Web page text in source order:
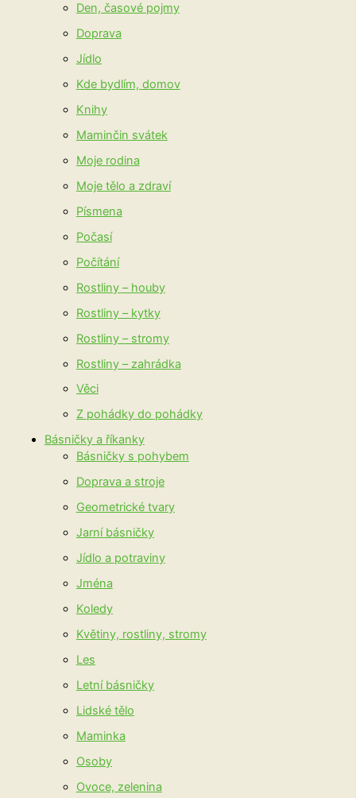
Den, časové pojmy
Doprava
Jídlo
Kde bydlím, domov
Knihy
Maminčin svátek
Moje rodina
Moje tělo a zdraví
Písmena
Počasí
Počítání
Rostliny – houby
Rostliny – kytky
Rostliny – stromy
Rostliny – zahrádka
Věci
Z pohádky do pohádky
Básničky a říkanky
Básničky s pohybem
Doprava a stroje
Geometrické tvary
Jarní básničky
Jídlo a potraviny
Jména
Koledy
Květiny, rostliny, stromy
Les
Letní básničky
Lidské tělo
Maminka
Osoby
Ovoce, zelenina